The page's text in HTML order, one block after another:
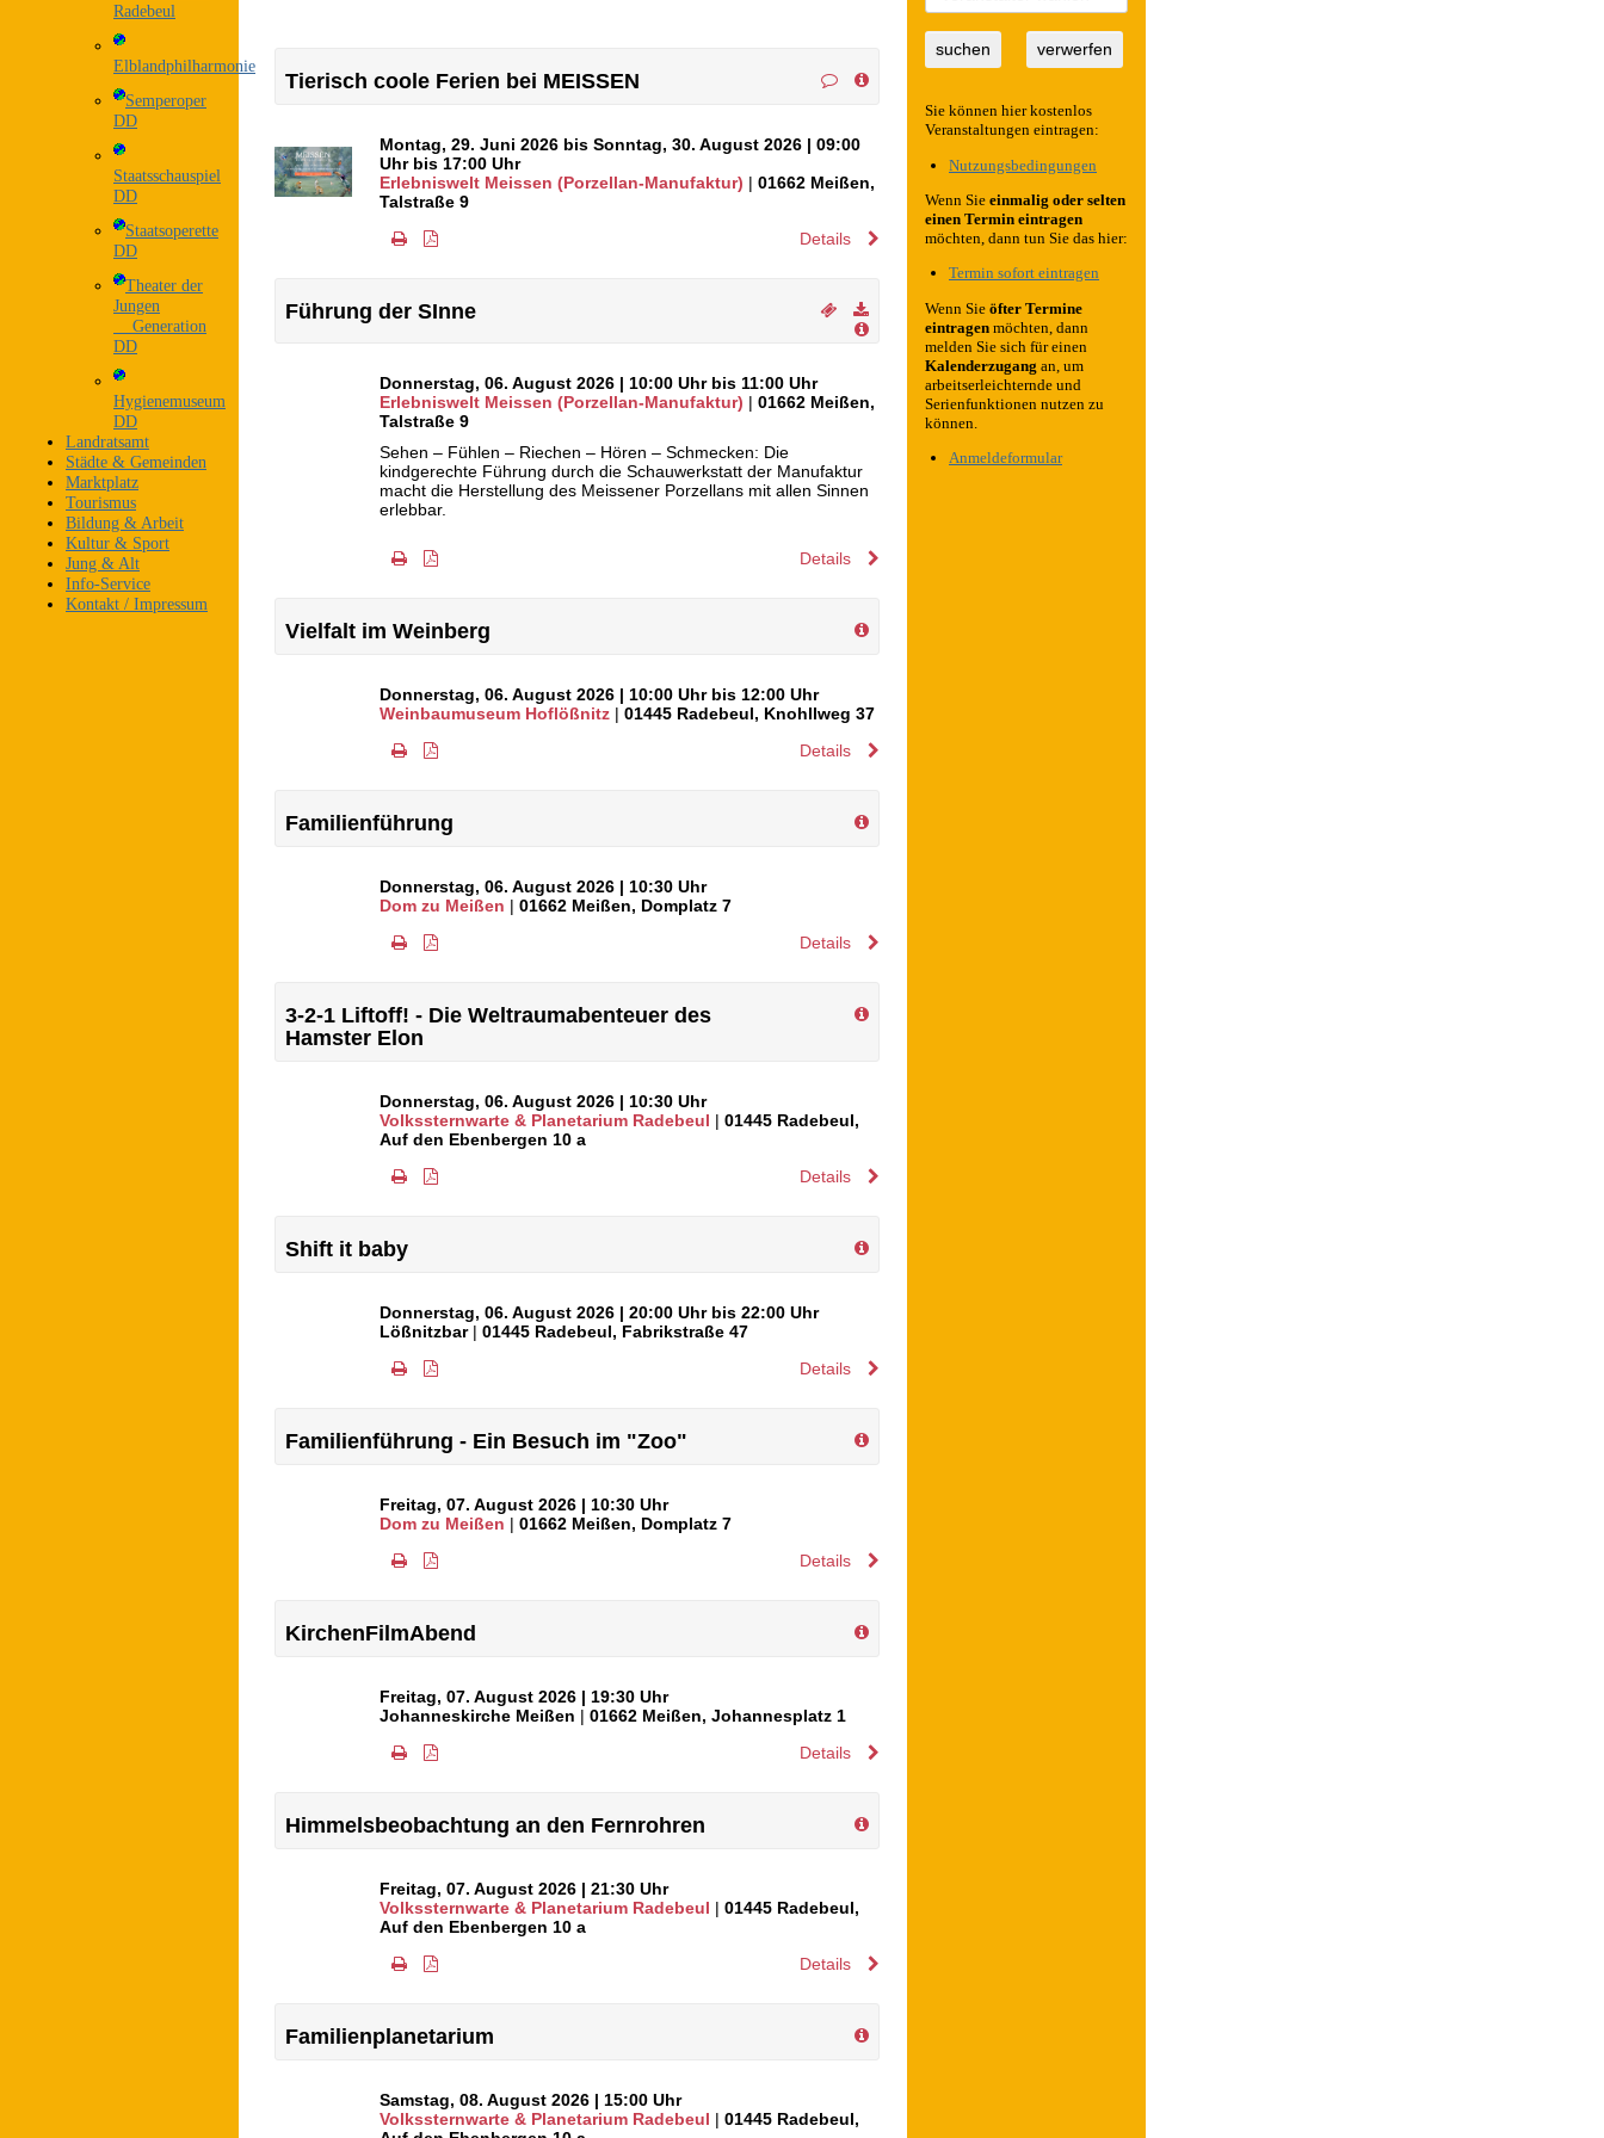
Tierisch coole Ferien bei MEISSEN
Montag, 29. Juni 2026 bis Sonntag, 30. August 2026 | 09:00
Uhr bis 17:00 Uhr
Erlebniswelt Meissen (Porzellan-Manufaktur) |01662 Meißen,
Talstraße 9
Details
Führung der SInne
Donnerstag, 06. August 2026 | 10:00 Uhr bis 11:00 Uhr
Erlebniswelt Meissen (Porzellan-Manufaktur) |01662 Meißen,
Talstraße 9
Sehen – Fühlen – Riechen – Hören – Schmecken: Die
kindgerechte Führung durch die Schauwerkstatt der Manufaktur
macht die Herstellung des Meissener Porzellans mit allen Sinnen
erlebbar.
Details
Vielfalt im Weinberg
Donnerstag, 06. August 2026 | 10:00 Uhr bis 12:00 Uhr
Weinbaumuseum Hoflößnitz |01445 Radebeul, Knohllweg 37
Details
Familienführung
Donnerstag, 06. August 2026 | 10:30 Uhr
Dom zu Meißen |01662 Meißen, Domplatz 7
Details
3-2-1 Liftoff! - Die Weltraumabenteuer des
Hamster Elon
Donnerstag, 06. August 2026 | 10:30 Uhr
Volkssternwarte & Planetarium Radebeul |01445 Radebeul,
Auf den Ebenbergen 10 a
Details
Shift it baby
Donnerstag, 06. August 2026 | 20:00 Uhr bis 22:00 Uhr
Lößnitzbar|01445 Radebeul, Fabrikstraße 47
Details
Familienführung - Ein Besuch im "Zoo"
Freitag, 07. August 2026 | 10:30 Uhr
Dom zu Meißen |01662 Meißen, Domplatz 7
Details
KirchenFilmAbend
Freitag, 07. August 2026 | 19:30 Uhr
Johanneskirche Meißen |01662 Meißen,Johannesplatz 1
Details
Himmelsbeobachtung an den Fernrohren
Freitag, 07. August 2026 | 21:30 Uhr
Volkssternwarte & Planetarium Radebeul |01445 Radebeul,
Auf den Ebenbergen 10 a
Details
Familienplanetarium
Samstag, 08. August 2026 | 15:00 Uhr
Volkssternwarte & Planetarium Radebeul |01445 Radebeul,
Radebeul
Elblandphilharmonie
Semperoper
DD
Staatsschauspiel
DD
Staatsoperette
DD
Theater der
Jungen
Generation
DD
Hygienemuseum
DD
Landratsamt
Städte & Gemeinden
Marktplatz
Tourismus
Bildung & Arbeit
Kultur & Sport
Jung & Alt
Info-Service
Kontakt / Impressum
suchen verwerfen
Sie können hier kostenlos
Veranstaltungen eintragen:
Nutzungsbedingungen
Wenn Sie einmalig oder selten
einen Termin eintragen
möchten, dann tun Sie das hier:
Termin sofort eintragen
Wenn Sie öfter Termine
eintragen möchten, dann
melden Sie sich für einen
Kalenderzugang an, um
arbeitserleichternde und
Serienfunktionen nutzen zu
können.
Anmeldeformular